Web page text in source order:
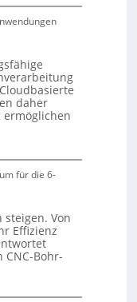
daher
ermöglichen
für die 6-
steigen. Von
Effizienz
Bohr-